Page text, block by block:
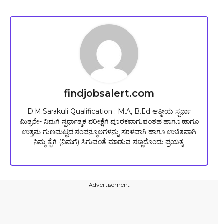
findjobsalert.com
D.M.Sarakuli Qualification : M.A, B.Ed ಆತ್ಮೀಯ ಸ್ಪರ್ಧಾ
ಮಿತ್ರರೇ- ನಿಮಗೆ ಸ್ಪರ್ಧಾತ್ಮಕ ಪರೀಕ್ಷೆಗೆ ಪೂರಕವಾಗುವಂತಹ ಹಾಗೂ ಹಾಗೂ
ಉತ್ತಮ ಗುಣಮಟ್ಟದ ಸಂಪನ್ಮೂಲಗಳನ್ನು ಸರಳವಾಗಿ ಹಾಗೂ ಉಚಿತವಾಗಿ
ನಿಮ್ಮ ಕೈಗೆ (ನಿಮಗೆ) ಸಿಗುವಂತೆ ಮಾಡುವ ಸಣ್ಣದೊಂದು ಪ್ರಯತ್ನ.
---Advertisement---